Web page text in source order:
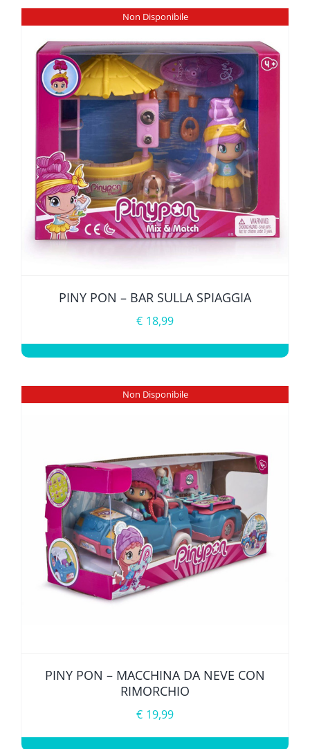
Non Disponibile
PINY PON – BAR SULLA SPIAGGIA
€ 18,99
Non Disponibile
PINY PON – MACCHINA DA NEVE CON
RIMORCHIO
€ 19,99